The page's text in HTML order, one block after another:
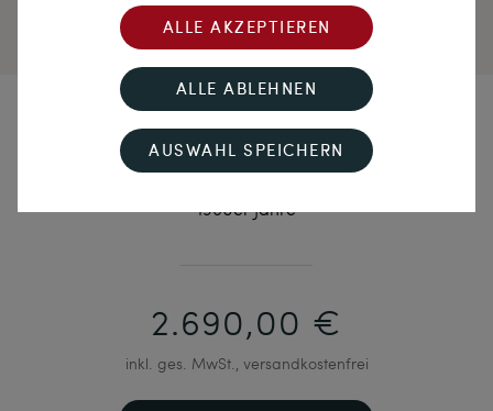
Winterwald
1960er Jahre
2.690,00 €
inkl. ges. MwSt., versandkostenfrei
ALLE AKZEPTIEREN
ALLE ABLEHNEN
AUSWAHL SPEICHERN